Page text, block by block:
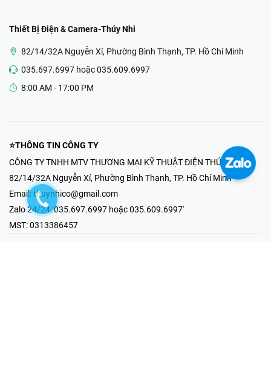
Thiết Bị Điện & Camera-Thúy Nhi
82/14/32A Nguyễn Xí, Phường Bình Thạnh, TP. Hồ Chí Minh
035.697.6997 hoặc 035.609.6997
8:00 AM - 17:00 PM
⭐THÔNG TIN CÔNG TY
CÔNG TY TNHH MTV THƯƠNG MẠI KỸ THUẬT ĐIỆN THÚY NHI
82/14/32A Nguyễn Xí, Phường Bình Thạnh, TP. Hồ Chí Minh
Email: thuynhico@gmail.com
Zalo 24/24:035.697.6997 hoặc 035.609.6997'
MST:0313386457